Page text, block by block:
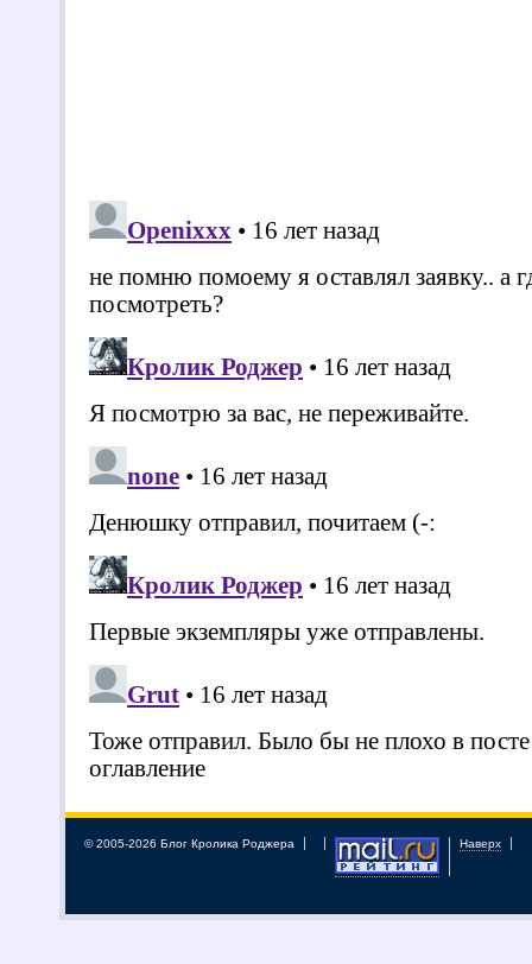
© 2005-2026 Блог Кролика Роджера Наверх